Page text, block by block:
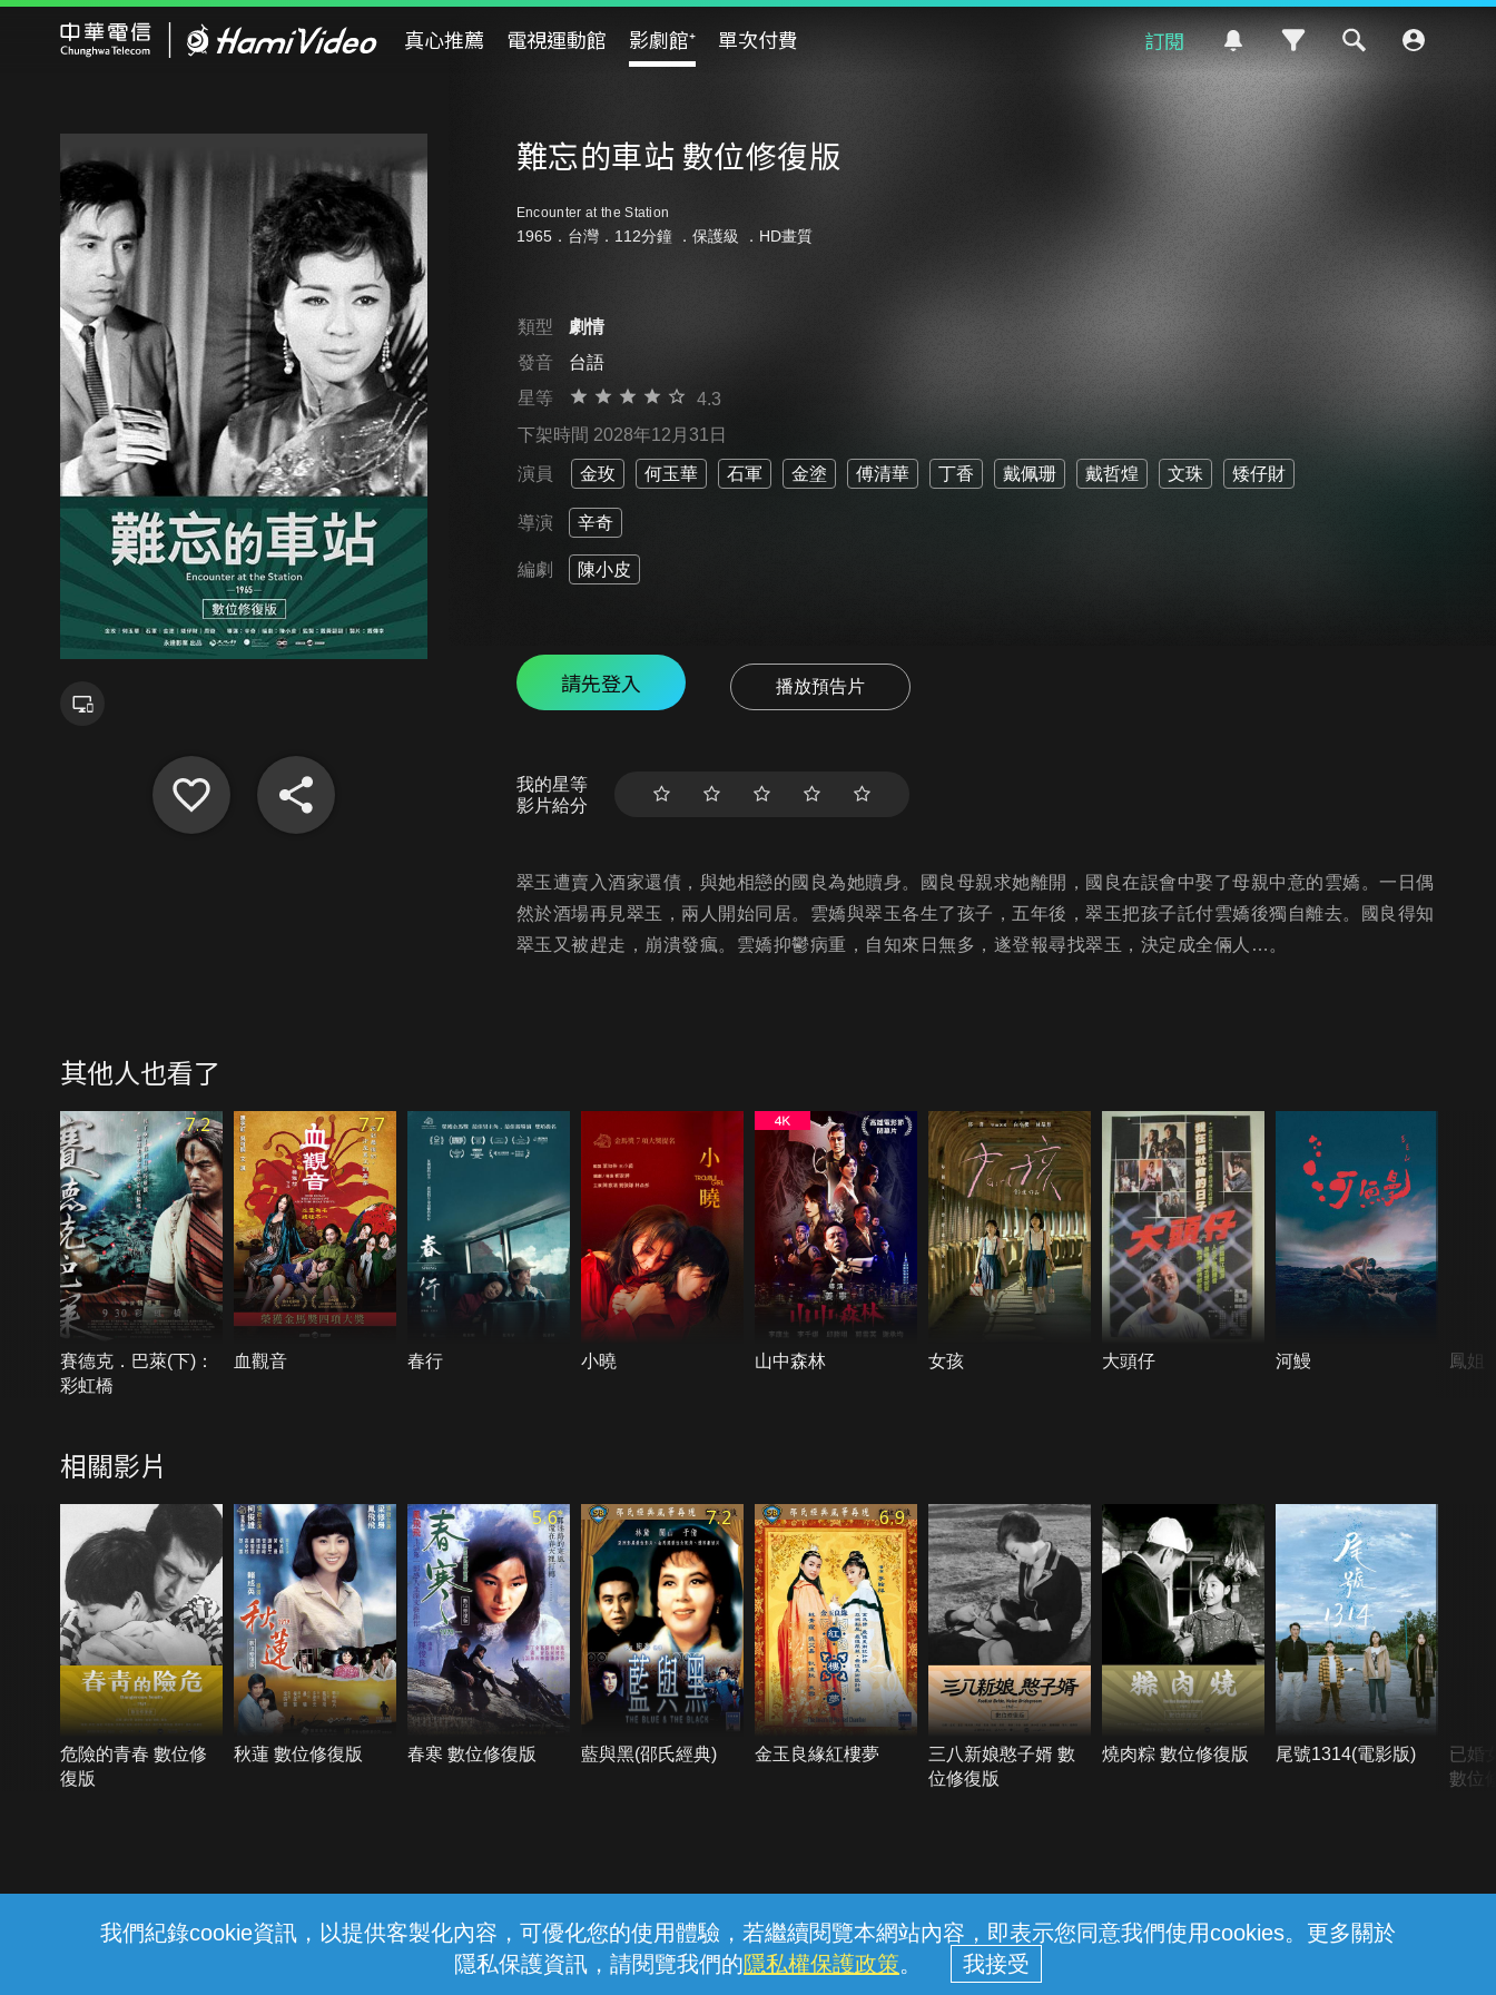
我們紀錄cookie資訊，以提供客製化內容，可優化您的使用體驗，若繼續閱覽本網站內容，即表示您同意我們使用cookies。更多關於
隱私保護資訊，請閱覽我們的隱私權保護政策。
真心推薦 電視運動館 影劇館⁺ 單次付費 訂閱
難忘的車站 數位修復版
Encounter at the Station
1965．台灣．112分鐘 ． 保護級 ．HD畫質
類型
劇情
發音
台語
星等
4.3
下架時間 2028年12月31日
演員 金玫 何玉華 石軍 金塗 傅清華 丁香 戴佩珊 戴哲煌 文珠 矮仔財
導演 辛奇
編劇 陳小皮
請先登入 播放預告片
我的星等
影片給分
翠玉遭賣入酒家還債，與她相戀的國良為她贖身。國良母親求她離開，國良在誤會中娶了母親中意的雲嬌。一日偶
然於酒場再見翠玉，兩人開始同居。雲嬌與翠玉各生了孩子，五年後，翠玉把孩子託付雲嬌後獨自離去。國良得知
翠玉又被趕走，崩潰發瘋。雲嬌抑鬱病重，自知來日無多，遂登報尋找翠玉，決定成全倆人…。
其他人也看了
7.2
賽德克．巴萊(下)：
彩虹橋
7.7
血觀音 春行 小曉 山中森林 女孩 大頭仔 河鰻 鳳姐
相關影片
危險的青春 數位修
復版
秋蓮 數位修復版
5.6
春寒 數位修復版
7.2
藍與黑(邵氏經典)
6.9
金玉良緣紅樓夢
三八新娘憨子婿 數
位修復版
燒肉粽 數位修復版 尾號1314(電影版)
已婚
數位
線上客服 服務條款 隱私權保護
中華電信股份有限公司個人家庭分公司 (統一編號：96979949) © 2026